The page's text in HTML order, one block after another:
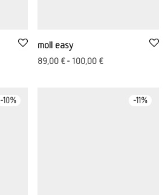
moll easy
89,00 €- 100,00 €
-10% -11%